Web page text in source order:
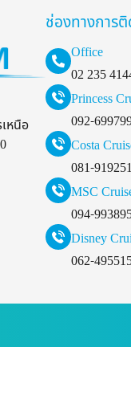
หนือ
ช่องทางการ
Office
02 235
Princess
092-
Costa
081-
MSC
094-
Disney
062-